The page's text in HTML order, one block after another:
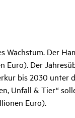
Wachstum. Der
Euro). Der
bis 2030 unter
Unfall & Tier“
Euro).